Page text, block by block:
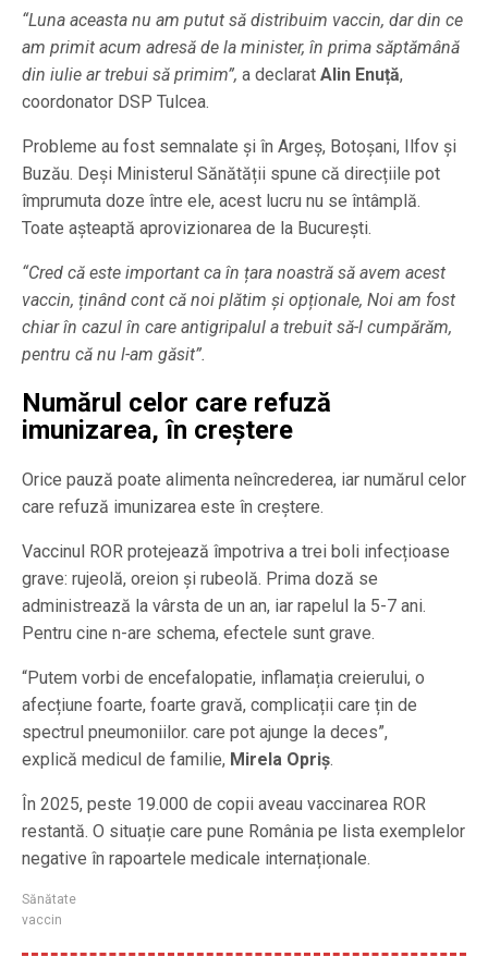
“Luna aceasta nu am putut să distribuim vaccin, dar din ce
am primit acum adresă de la minister, în prima săptămână
din iulie ar trebui să primim”, a declarat Alin Enuță,
coordonator DSP Tulcea.
Probleme au fost semnalate și în Argeș, Botoșani, Ilfov și
Buzău. Deși Ministerul Sănătății spune că direcțiile pot
împrumuta doze între ele, acest lucru nu se întâmplă.
Toate aşteaptă aprovizionarea de la București.
“Cred că este important ca în țara noastră să avem acest
vaccin, ținând cont că noi plătim și opționale, Noi am fost
chiar în cazul în care antigripalul a trebuit să-l cumpărăm,
pentru că nu l-am găsit”.
Numărul celor care refuză
imunizarea, în creștere
Orice pauză poate alimenta neîncrederea, iar numărul celor
care refuză imunizarea este în creștere.
Vaccinul ROR protejează împotriva a trei boli infecțioase
grave: rujeolă, oreion și rubeolă. Prima doză se
administrează la vârsta de un an, iar rapelul la 5-7 ani.
Pentru cine n-are schema, efectele sunt grave.
“Putem vorbi de encefalopatie, inflamația creierului, o
afecțiune foarte, foarte gravă, complicații care țin de
spectrul pneumoniilor. care pot ajunge la deces”,
explică medicul de familie, Mirela Opriş.
În 2025, peste 19.000 de copii aveau vaccinarea ROR
restantă. O situație care pune România pe lista exemplelor
negative în rapoartele medicale internaționale.
Sănătate
vaccin